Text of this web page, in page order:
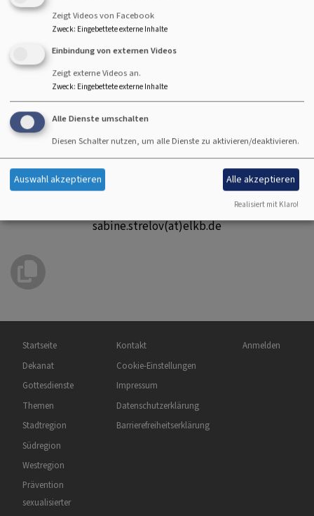
Sozialpädagogin Sabine Strelov
ist zuständig für die Konfirmand:innen und
Jugendarbeit in der Region West
sabine.strelov(at)elkb.de
Hauptnavigation
Startseite
Dekanat
Gottesdienste
Themen
Stadtregion
Südregion
Westregion
Prävention
sexualisierter
Fußbereichsmenü
Kontakt
Cookie-Einstellungen
Impressum
Datenschutzerklärung
Barrierefreiheitserklärung
Benutzermenü
Anmelden
Zeigt Videos von Facebook
Zweck: Eingebettete externe Inhalte
Einbindung von externen Videos
Zeigt externe Videos an.
Zweck: Eingebettete externe Inhalte
Alle Dienste umschalten
Diesen Schalter nutzen, um alle Dienste zu aktivieren/deaktivieren.
Auswahl akzeptieren Alle akzeptieren
Realisiert mit Klaro!